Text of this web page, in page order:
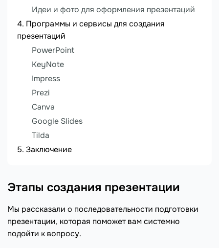
Идеи и фото для оформления презентаций
Программы и сервисы для создания
презентаций
PowerPoint
KeyNote
Impress
Prezi
Canva
Google Slides
Tilda
Заключение
Этапы создания презентации
Мы рассказали о последовательности подготовки
презентации, которая поможет вам системно
подойти к вопросу.